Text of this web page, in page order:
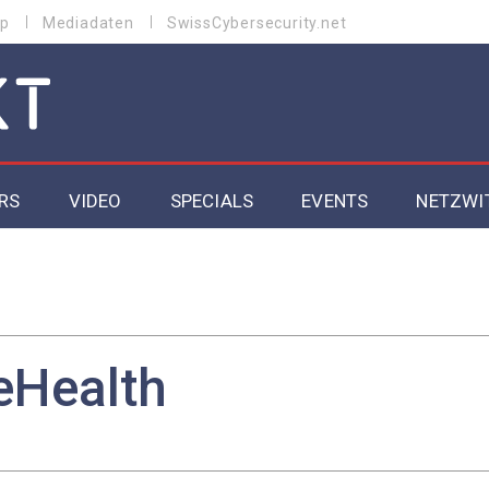
Mediadaten SwissCybersecurity.net
VIDEO SPECIALS EVENTS